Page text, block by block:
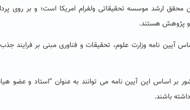
ارشد موسسه تحقیقاتی ولفرام امریکا است؛ و بر روی
و پژوهش هستند.
آیین نامه وزارت علوم، تحقیقات و فناوری مبنی بر فرایند
بر اساس این آیین نامه می توانند به عنوان “استاد و عضو
باشند.